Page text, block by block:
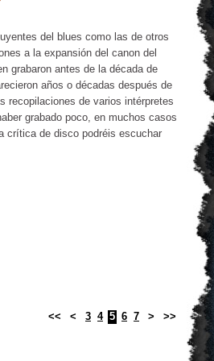
del blues como las de otros
a la expansión del canon del
grabaron antes de la década de
años o décadas después de
recopilaciones de varios intérpretes
grabado poco, en muchos casos
crítica de disco podréis escuchar
<< < 3 4 5 6 7 > >>